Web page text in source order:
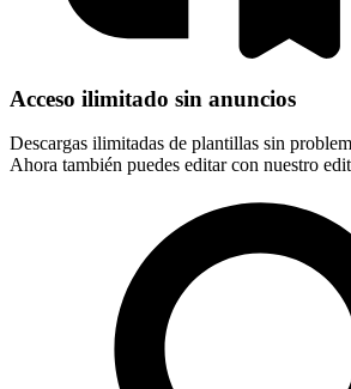
Acceso ilimitado sin anuncios
Descargas ilimitadas de plantillas sin
Ahora también puedes editar con nuestro